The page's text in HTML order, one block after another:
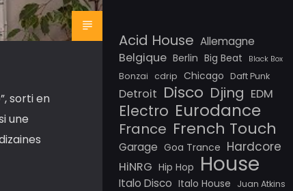
sorti en
une
Acid House Allemagne
Belgique Berlin Big Beat Black Box
Bonzai cdrip Chicago Daft Punk
Detroit Disco Djing EDM
Electro Eurodance
France French Touch
Garage Goa Trance Hardcore
HiNRG Hip Hop House
Italo Disco Italo House
Juan Atkins